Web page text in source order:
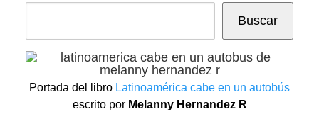
Buscar
Portada del libro Latinoamérica cabe en un autobús
escrito por Melanny Hernandez R